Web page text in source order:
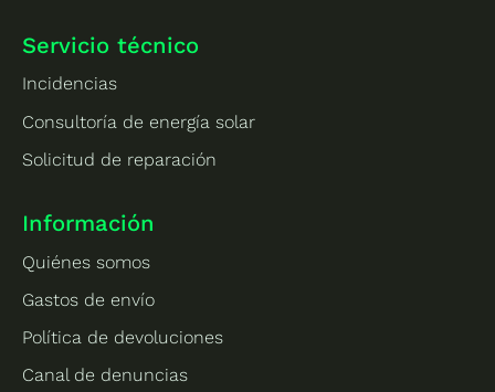
Servicio técnico
Incidencias
Consultoría de energía solar
Solicitud de reparación
Información
Quiénes somos
Gastos de envío
Política de devoluciones
Canal de denuncias